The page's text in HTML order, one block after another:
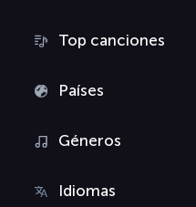
Top canciones
Países
Géneros
Idiomas